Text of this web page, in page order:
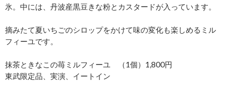
氷。中には、丹波産黒豆きな粉とカスタードが入っています。
摘みたて夏いちごのシロップをかけて味の変化も楽しめるミル
フィーユです。
抹茶ときなこの苺ミルフィーユ （1個）1,800円
東武限定品、実演、イートイン